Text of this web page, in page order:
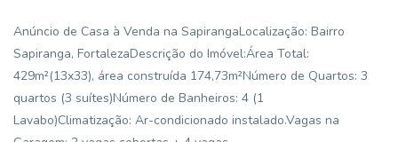
Anúncio de Casa à Venda na SapirangaLocalização: Bairro
Sapiranga, FortalezaDescrição do Imóvel:Área Total:
429m²(13x33), área construída 174,73m²Número de Quartos: 3
quartos (3 suítes)Número de Banheiros: 4 (1
Lavabo)Climatização: Ar-condicionado instalado.Vagas na